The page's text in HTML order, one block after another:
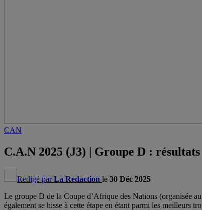
CAN
C.A.N 2025 (J3) | Groupe D : résultats
Redigé par La Redaction le 30 Déc 2025
Le groupe D de la Coupe d’Afrique des Nations (organisée
également se hisse à cette étape en étant parmi les meilleurs